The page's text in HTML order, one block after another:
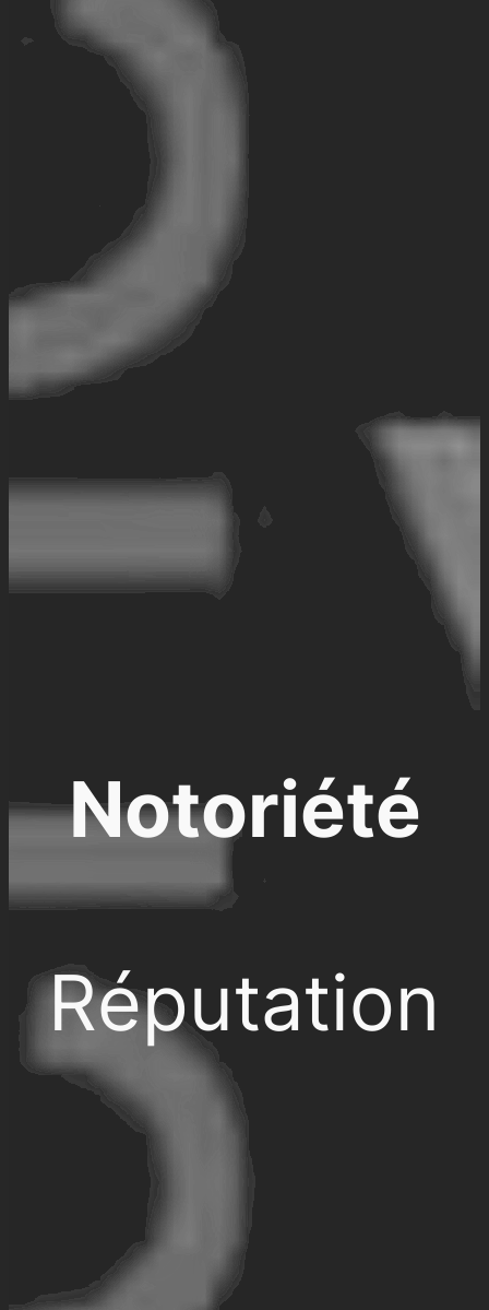
Notoriété
Réputation